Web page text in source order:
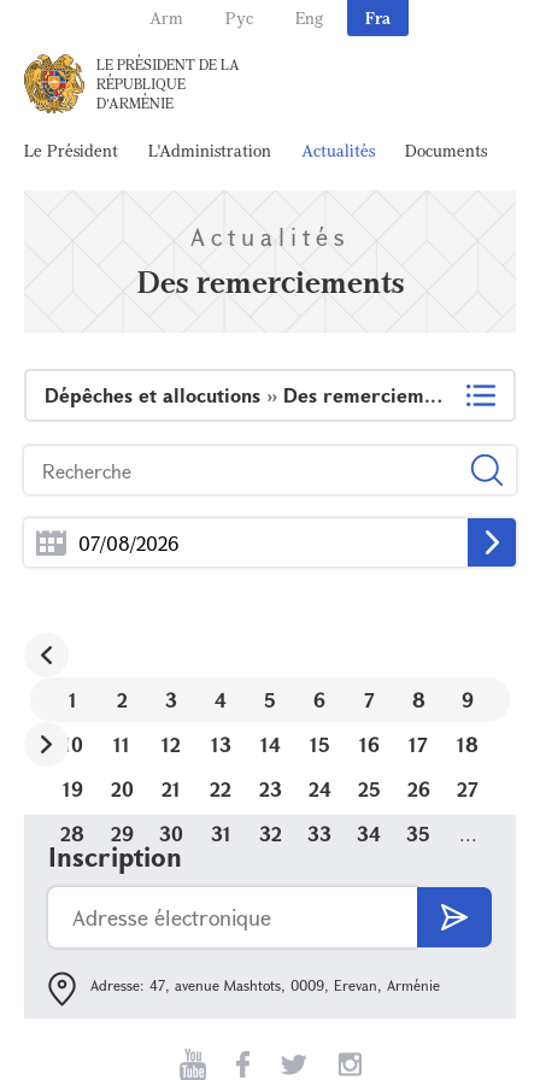
Arm Рус Eng Fra
LE PRÉSIDENT DE LA
RÉPUBLIQUE
D'ARMÉNIE
Le Président L'Administration Actualités Documents
Actualités
Des remerciements
Dépêches et allocutions » Des remerciements
1 2 3 4 5 6 7 8
9
10
11 12 13 14 15 16 17
18
19
20 21 22 23 24 25 26
27
28
29 30 31 32 33 34 35 ...
Inscription
Adresse: 47, avenue Mashtots, 0009, Erevan, Arménie